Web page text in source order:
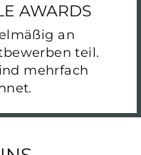
AWARDS
an
teil.
mehrfach